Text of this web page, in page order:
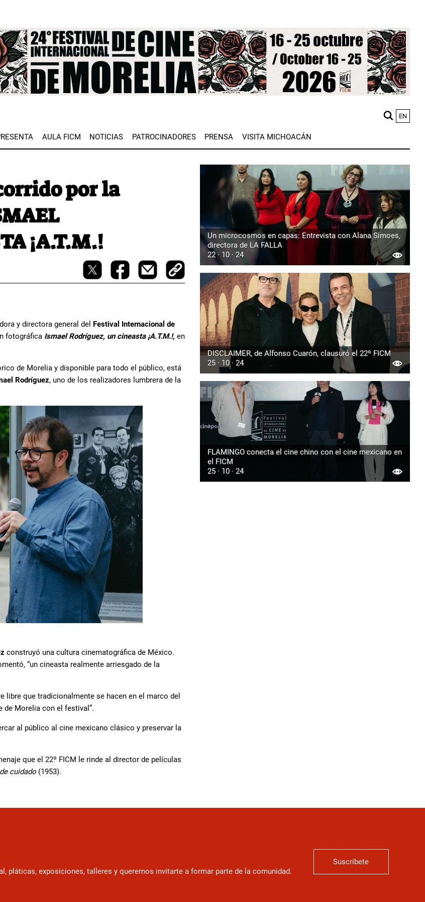
EN
AULA FICM NOTICIAS PATROCINADORES PRENSA VISITA MICHOACÁN
por la
¡A.T.M.!
y directora general del Festival Internacional de
fotográfica Ismael Rodríguez, un cineasta ¡A.T.M.!, en
de Morelia y disponible para todo el público, está
Rodríguez, uno de los realizadores lumbrera de la
construyó una cultura cinematográfica de México.
“un cineasta realmente arriesgado de la
que tradicionalmente se hacen en el marco del
de Morelia con el festival”.
al público al cine mexicano clásico y preservar la
que el 22º FICM le rinde al director de películas
cuidado (1953).
Un microcosmos en capas: Entrevista con Alana Simoes,
directora de LA FALLA
22 · 10 · 24
DISCLAIMER, de Alfonso Cuarón, clausuró el 22º FICM
25 · 10 · 24
FLAMINGO conecta el cine chino con el cine mexicano en
el FICM
25 · 10 · 24
pláticas, exposiciones, talleres y queremos invitarte a formar parte de la comunidad.
Suscríbete